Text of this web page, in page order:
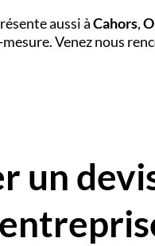
aussi àCahors,
Venez nous
un